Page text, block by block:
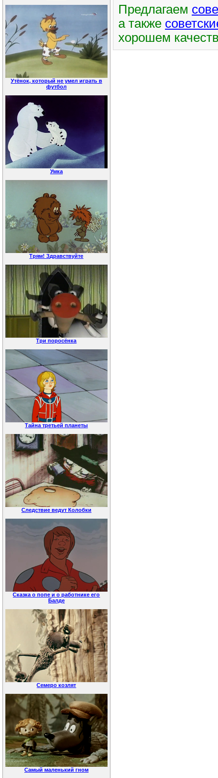
Утёнок, который не умел играть в
футбол
Умка
Трям! Здравствуйте
Три поросёнка
Тайна третьей планеты
Следствие ведут Колобки
Сказка о попе и о работнике его
Балде
Семеро козлят
Самый маленький гном
Предлагаем
а также
хорошем